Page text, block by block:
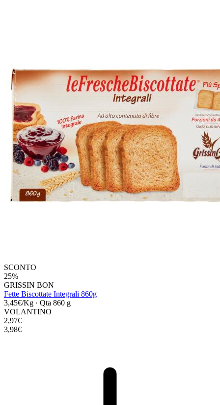
SCONTO
25%
GRISSIN BON
Fette Biscottate Integrali 860g
3,45€/Kg · Qta 860 g
VOLANTINO
2,97€
3,98€